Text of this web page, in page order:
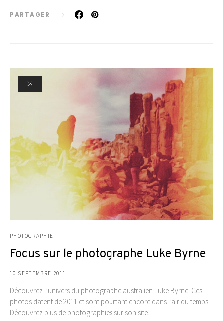
PARTAGER
PHOTOGRAPHIE
Focus sur le photographe Luke Byrne
10 SEPTEMBRE 2011
Découvrez l’univers du photographe australien Luke Byrne. Ces
photos datent de 2011 et sont pourtant encore dans l’air du temps.
Découvrez plus de photographies sur son site.